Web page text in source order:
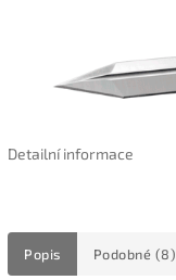
Detailní informace
Popis Podobné (8)